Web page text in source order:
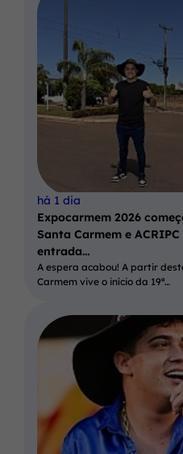
há 1 dia
Expocarmem 2026
Santa Carmem e
entrada…
A espera acabou! A partir
Carmem vive o início da 19ª…